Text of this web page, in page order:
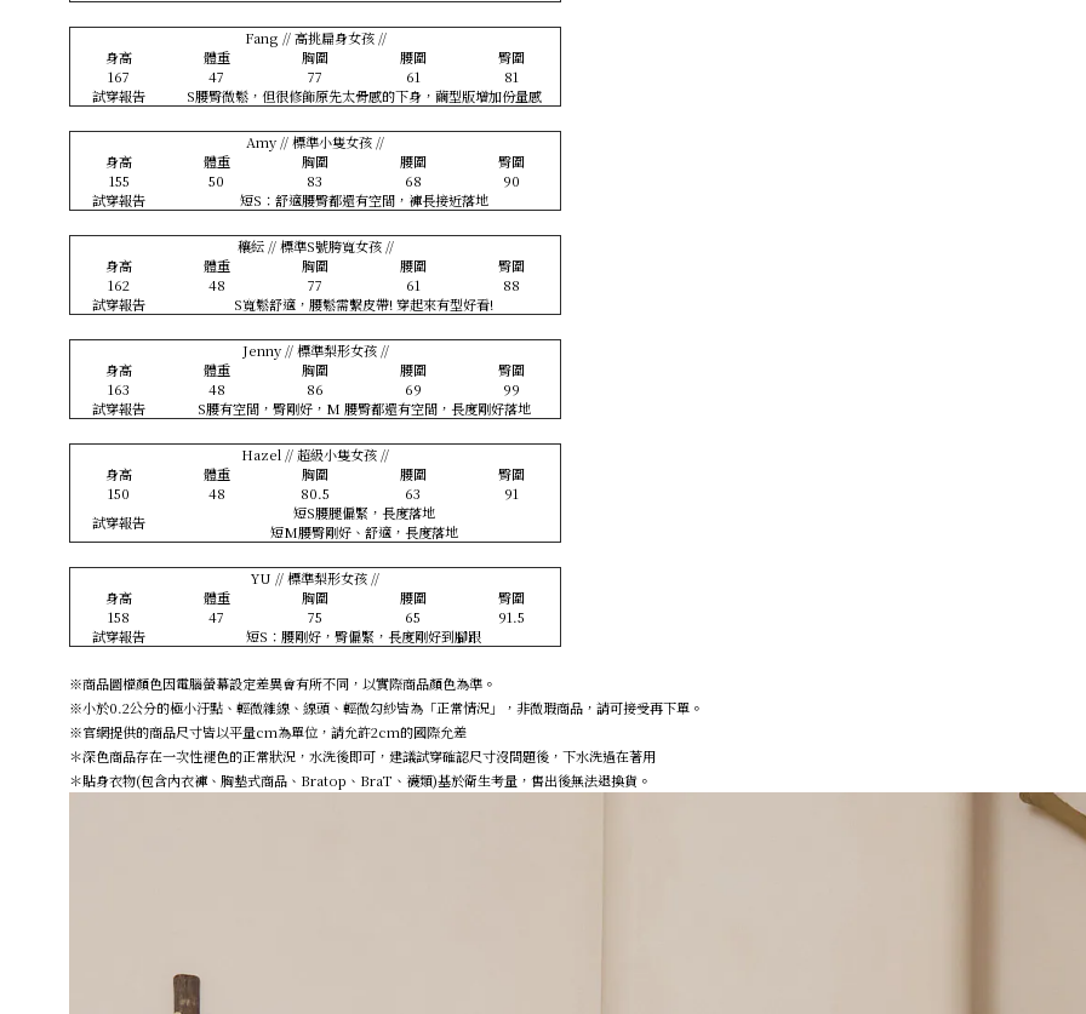
Fang // 高挑扁身女孩 //
身高
體重 胸圍 腰圍
臀圍
167
47 77 61
81
試穿報告
S腰臀微鬆，但很修飾原先太骨感的下身，繭型版增加份量感
Amy // 標準小隻女孩 //
身高
體重 胸圍 腰圍
臀圍
155
50 83 68
90
試穿報告
短S：舒適腰臀都還有空間，褲長接近落地
穰紜 // 標準S號胯寬女孩 //
身高
體重 胸圍 腰圍
臀圍
162
48 77 61
88
試穿報告
S寬鬆舒適，腰鬆需繫皮帶! 穿起來有型好看!
Jenny // 標準梨形女孩 //
身高
體重 胸圍 腰圍
臀圍
163
48 86 69
99
試穿報告
S腰有空間，臀剛好，M 腰臀都還有空間，長度剛好落地
Hazel // 超級小隻女孩 //
身高
體重 胸圍 腰圍
臀圍
150
48 80.5 63
91
試穿報告
短S腰腿偏緊，長度落地
短M腰臀剛好、舒適，長度落地
YU // 標準梨形女孩 //
身高
體重 胸圍 腰圍
臀圍
158
47 75 65
91.5
試穿報告
短S：腰剛好，臀偏緊，長度剛好到腳跟
※商品圖檔顏色因電腦螢幕設定差異會有所不同，以實際商品顏色為準。
※小於0.2公分的極小汙點、輕微雜線、線頭、輕微勾紗皆為「正常情況」，非微瑕商品，請可接受再下單。
※官網提供的商品尺寸皆以平量cm為單位，請允許2cm的國際允差
＊深色商品存在一次性褪色的正常狀況，水洗後即可，建議試穿確認尺寸沒問題後，下水洗過在著用
＊貼身衣物(包含內衣褲、胸墊式商品、Bratop、BraT、襪類)基於衛生考量，售出後無法退換貨。